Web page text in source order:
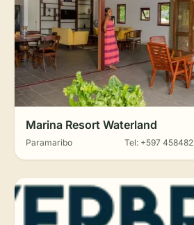
Marina Resort Waterland
Paramaribo Tel: +597 458482